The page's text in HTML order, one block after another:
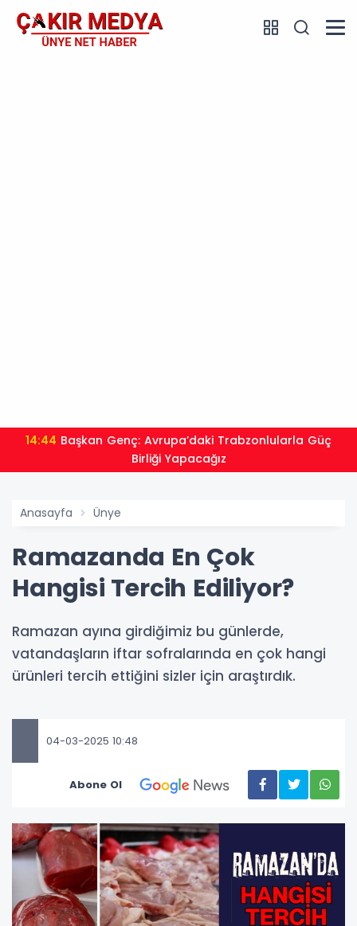
14:44
Birliği Yapacağız
Anasayfa Ünye
Ramazanda En Çok
Hangisi Tercih Ediliyor?
Ramazan ayına girdiğimiz bu günlerde,
vatandaşların iftar sofralarında en çok hangi
ürünleri tercih ettiğini sizler için araştırdık.
04-03-2025 10:48
Abone Ol